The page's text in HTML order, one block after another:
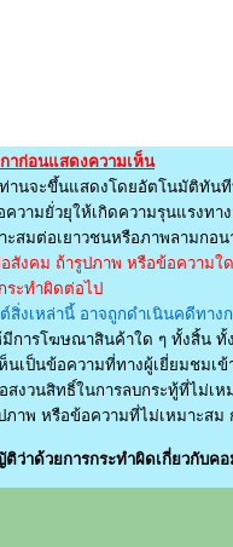
าก่อนแสดงความเห็น
านจะขึ้นแสดงโดยอัตโนมัติทัน
วามยั่วยุให้เกิดความรุนแรงทา
ะสมต่อเยาวชนหรือภาพลามกอ
สังคม ถ้ารูปภาพ หรือข้อความใ
ระทำผิดต่อไป
สิ่งเหล่านี้ อาจถูกดำเนินคดีทาง
การโฆษณาสินค้าใด ๆ ทั้งสิ้น ทั้
เป็นข้อความที่ทางผู้เยี่ยมชมเข้
สงวนสิทธิ์ในการลบกระทู้ที่ไม่เ
ภาพ หรือข้อความที่ไม่เหมาะสม
ว่าด้วยการกระทำผิดเกี่ยวกับค